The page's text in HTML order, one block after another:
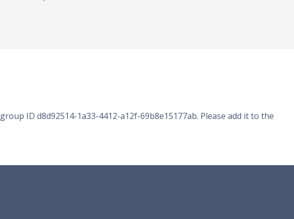
ID d8d92514-1a33-4412-a12f-69b8e15177ab. Please add it to the